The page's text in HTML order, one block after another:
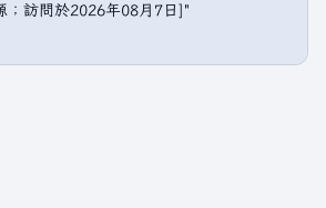
；訪問於2026年08月7日]"